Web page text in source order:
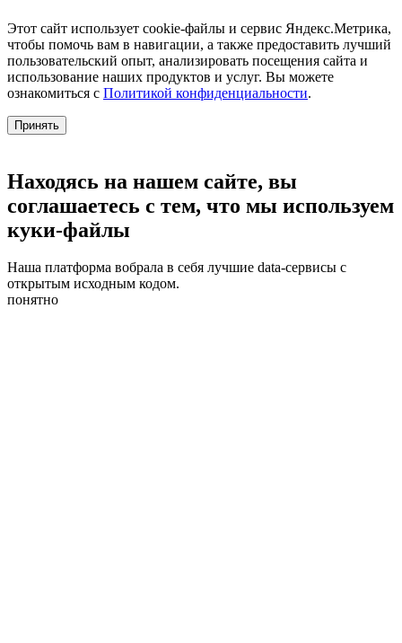
Этот сайт использует cookie-файлы и сервис Яндекс.Метрика,
чтобы помочь вам в навигации, а также предоставить лучший
пользовательский опыт, анализировать посещения сайта и
использование наших продуктов и услуг. Вы можете
ознакомиться с Политикой конфиденциальности.
Принять
Находясь на нашем сайте, вы
соглашаетесь с тем, что мы используем
куки-файлы
Наша платформа вобрала в себя лучшие data-сервисы с
открытым исходным кодом.
понятно